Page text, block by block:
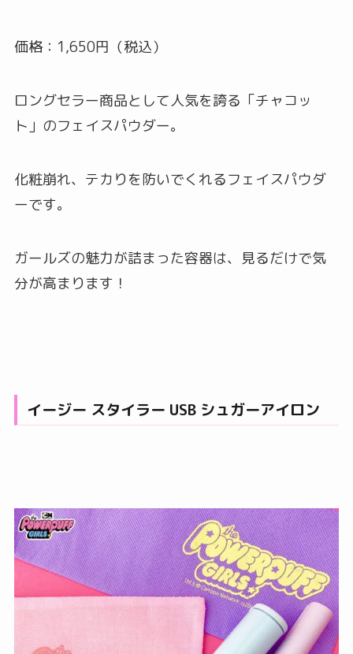
価格：1,650円（税込）
ロングセラー商品として人気を誇る「チャコッ
ト」のフェイスパウダー。
化粧崩れ、テカりを防いでくれるフェイスパウダ
ーです。
ガールズの魅力が詰まった容器は、見るだけで気
分が高まります！
イージー スタイラー USB シュガーアイロン